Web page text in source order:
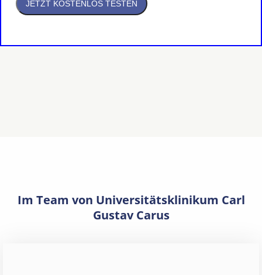
Im Team von Universitätsklinikum Carl
Gustav Carus